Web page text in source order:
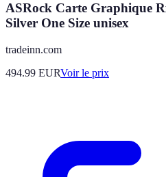
ASRock Carte Graphique
Silver One Size unisex
tradeinn.com
494.99 EURVoir le prix